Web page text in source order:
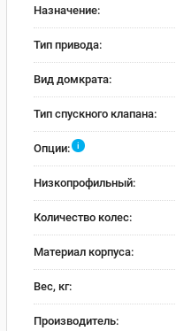
Назначение:
Тип привода:
Вид домкрата:
Тип спускного клапана:
Опции: i
Низкопрофильный:
Количество колес:
Материал корпуса:
Вес, кг:
Производитель: